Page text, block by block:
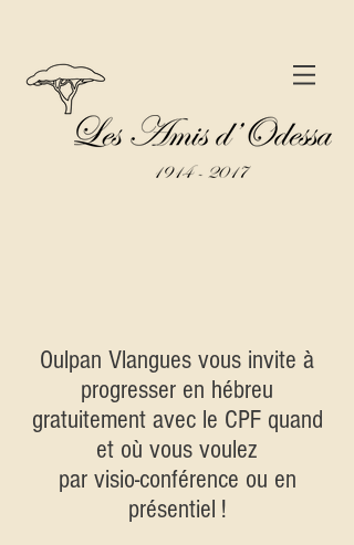
Oulpan Vlangues vous invite à
progresser en hébreu
gratuitement avec le CPF quand
et où vous voulez
par visio-conférence ou en
présentiel !